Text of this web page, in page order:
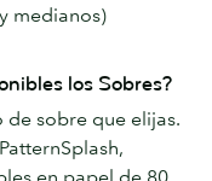
medianos)
los Sobres?
sobre que elijas.
en papel de 80